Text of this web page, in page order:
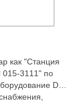
как "Станция
015-3111" по
DAB -